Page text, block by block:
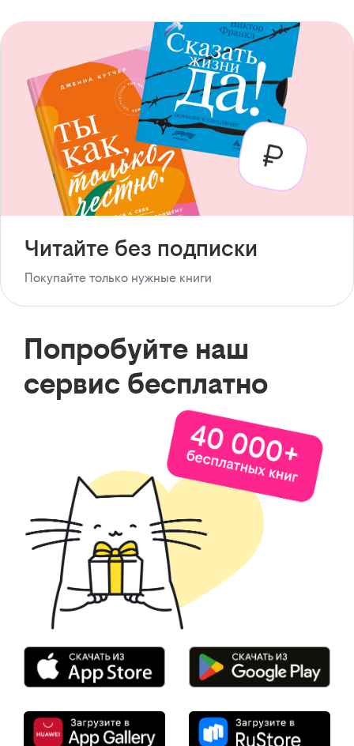
Читайте без подписки
Покупайте только нужные книги
Попробуйте наш
сервис бесплатно